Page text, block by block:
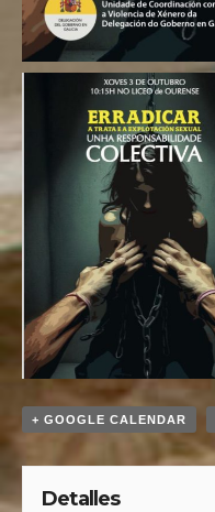
+ GOOGLE CALENDAR
Detalles